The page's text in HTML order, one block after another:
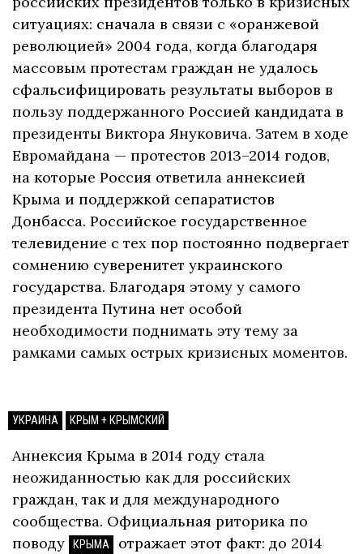
ситуациях: сначала в связи с «оранжевой
революцией» 2004 года, когда благодаря
массовым протестам граждан не удалось
сфальсифицировать результаты выборов в
пользу поддержанного Россией кандидата в
президенты Виктора Януковича. Затем в ходе
Евромайдана — протестов 2013–2014 годов,
на которые Россия ответила аннексией
Крыма и поддержкой сепаратистов
Донбасса. Российское государственное
телевидение с тех пор постоянно подвергает
сомнению суверенитет украинского
государства. Благодаря этому у самого
президента Путина нет особой
необходимости поднимать эту тему за
рамками самых острых кризисных моментов.
УКРАИНА КРЫМ + КРЫМСКИЙ
Аннексия Крыма в 2014 году стала
неожиданностью как для российских
граждан, так и для международного
сообщества. Официальная риторика по
поводу
КРЫМА
отражает этот факт: до 2014